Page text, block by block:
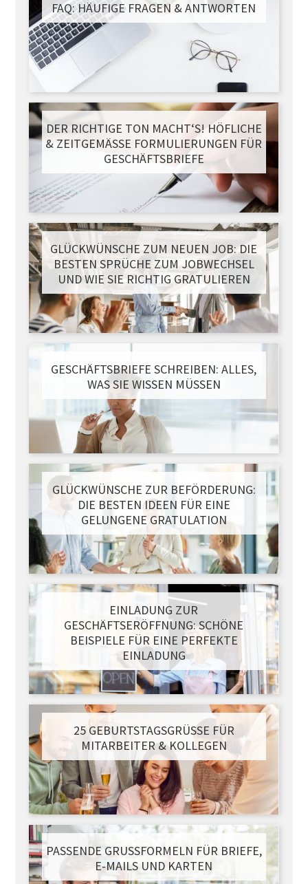
FAQ: HÄUFIGE FRAGEN & ANTWORTEN
DER RICHTIGE TON MACHT‘S! HÖFLICHE
& ZEITGEMÄSSE FORMULIERUNGEN FÜR G
ESCHÄFTSBRIEFE
GLÜCKWÜNSCHE ZUM NEUEN JOB: DIE
BESTEN SPRÜCHE ZUM JOBWECHSEL
UND WIE SIE RICHTIG GRATULIEREN
GESCHÄFTSBRIEFE SCHREIBEN: ALLES,
WAS SIE WISSEN MÜSSEN
GLÜCKWÜNSCHE ZUR BEFÖRDERUNG:
DIE BESTEN IDEEN FÜR EINE
GELUNGENE GRATULATION
EINLADUNG ZUR
GESCHÄFTSERÖFFNUNG: SCHÖNE
BEISPIELE FÜR EINE PERFEKTE
EINLADUNG
25 GEBURTSTAGSGRÜSSE FÜR M
ITARBEITER & KOLLEGEN
PASSENDE GRUSSFORMELN FÜR BRIEFE, E
-MAILS UND KARTEN